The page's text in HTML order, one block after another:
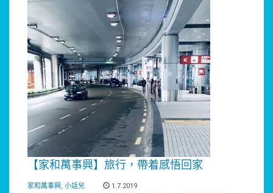
【家和萬事興】旅行，帶着感悟回家
家和萬事興, 小話兒 1.7.2019